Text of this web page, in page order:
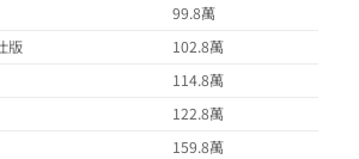
99.8萬
版
102.8萬
114.8萬
122.8萬
159.8萬